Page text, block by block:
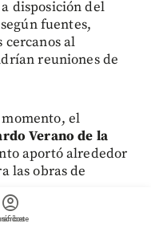
account_circle
disposición del
fuentes,
cercanos al
reuniones de
el
Verano de la
aportó alrededor
las obras de